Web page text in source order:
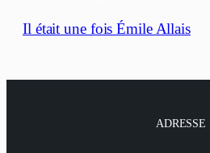
Il était une fois Émile Allais
ADRESSE